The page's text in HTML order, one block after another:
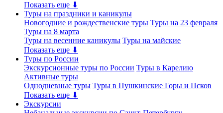
Показать еще ⬇
Туры на праздники и каникулы
Новогодние и рождественские туры Туры на 23 февраля
Туры на 8 марта
Туры на весенние каникулы Туры на майские
Показать еще ⬇
Туры по России
Экскурсионные туры по России Туры в Карелию
Активные туры
Однодневные туры Туры в Пушкинские Горы и Псков
Показать еще ⬇
Экскурсии